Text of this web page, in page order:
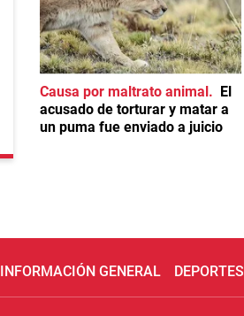
Causa por maltrato animal
El
acusado de torturar y matar a
un puma fue enviado a juicio
INFORMACIÓN GENERAL DEPORTES